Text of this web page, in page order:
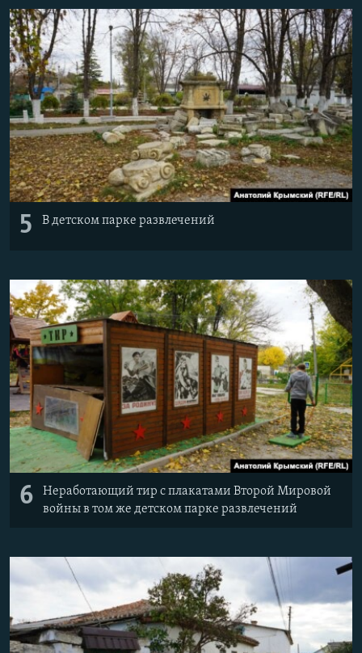
5 В детском парке развлечений
6
Неработающий тир с плакатами Второй Мировой
войны в том же детском парке развлечений